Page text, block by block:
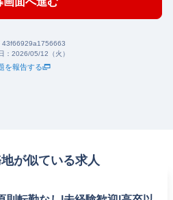
43f66929a1756663
： 2026/05/12（火）
を報告する
が似ている求人